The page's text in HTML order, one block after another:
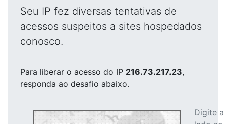
Seu IP fez diversas tentativas de
acessos suspeitos a sites hospedados
conosco.
Para liberar o acesso do IP 216.73.217.23,
responda ao desafio abaixo.
Digite